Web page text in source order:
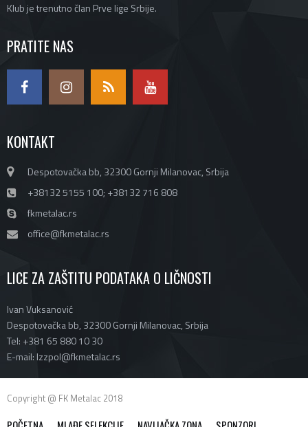
Klub je trenutno član Prve lige Srbije.
PRATITE NAS
KONTAKT
Despotovačka bb, 32300 Gornji Milanovac, Srbija
+38132 5155 100; +38132 716 808
fkmetalac.rs
office@fkmetalac.rs
LICE ZA ZAŠTITU PODATAKA O LIČNOSTI
Ivan Vuksanović
Despotovačka bb, 32300 Gornji Milanovac, Srbija
Tel: +381 65 880 10 30
E-mail: lzzpol@fkmetalac.rs
Copyright @ FK Metalac 2018